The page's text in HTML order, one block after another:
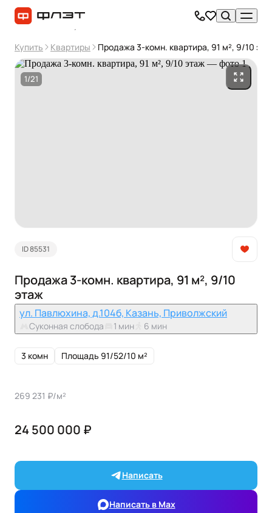
Купить Квартиры Продажа 3-комн. квартира, 91 м², 9/10
1/21
ID 85531
Продажа 3-комн. квартира, 91 м², 9/10
этаж
ул. Павлюхина, д.104б, Казань, Приволжский
Суконная слобода 1 мин 6 мин
3 комн Площадь 91/52/10 м²
269 231 ₽/м²
24 500 000 ₽
Написать
Написать в Max